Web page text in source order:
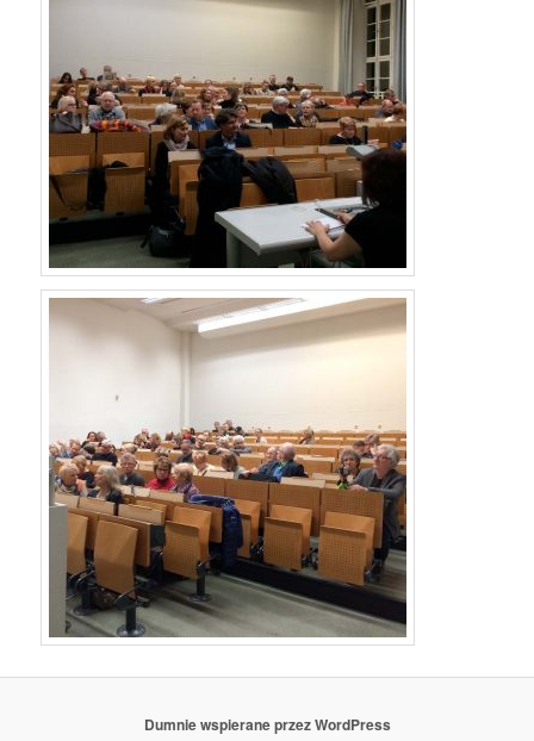
Dumnie wspierane przez WordPress